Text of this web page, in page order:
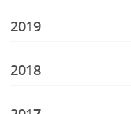
2019
2018